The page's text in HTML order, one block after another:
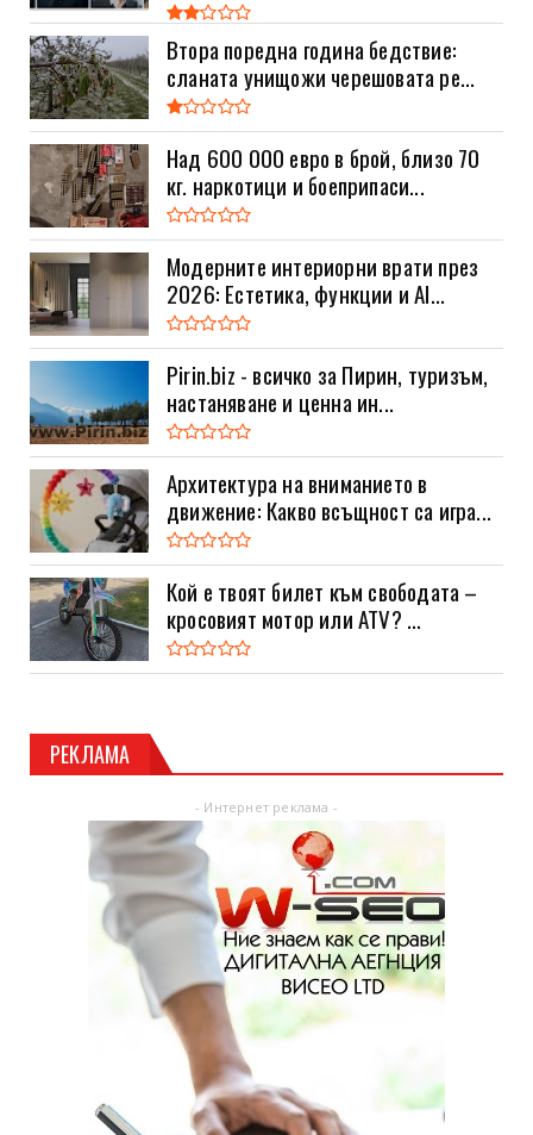
Втора поредна година бедствие:
сланата унищожи черешовата ре...
Над 600 000 евро в брой, близо 70
кг. наркотици и боеприпаси...
Модерните интериорни врати през
2026: Естетика, функции и AI...
Pirin.biz - всичко за Пирин, туризъм,
настаняване и ценна ин...
Архитектура на вниманието в
движение: Какво всъщност са игра...
Кой е твоят билет към свободата –
кросовият мотор или ATV? ...
РЕКЛАМА
- Интернет реклама -